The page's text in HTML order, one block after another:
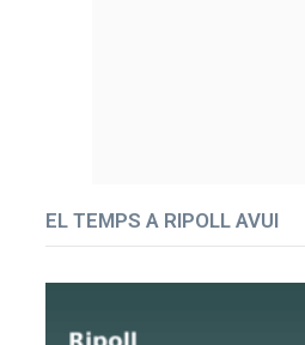
EL TEMPS A RIPOLL AVUI